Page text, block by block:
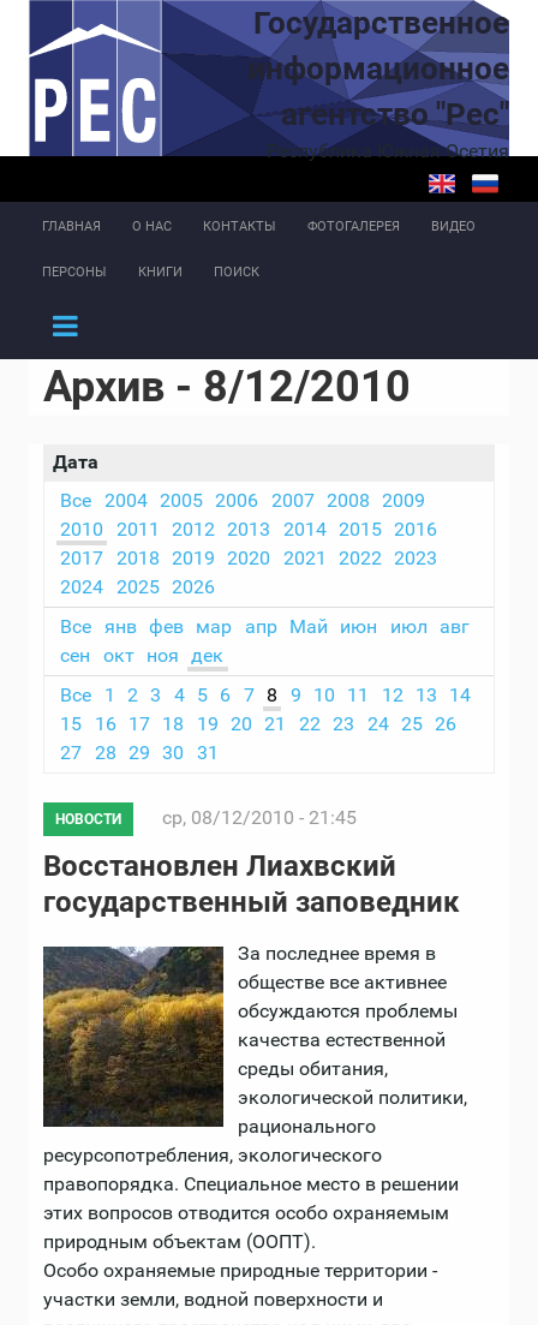
Перейти к основному содержаниюГосударственное
информационное
агентство "Рес"
Республика Южная Осетия
ГЛАВНАЯ О НАС КОНТАКТЫ ФОТОГАЛЕРЕЯ ВИДЕО
ПЕРСОНЫ КНИГИ ПОИСК
Архив - 8/12/2010
Дата
Все
2004 2005 2006 2007 2008
2009
2010
2011 2012 2013 2014 2015 2016
2017
2018 2019 2020 2021 2022 2023
2024
2025
2026
Все янв фев мар апр Май июн июл
авг
сен
окт ноя дек
Все
1 2 3 4 5 6 7 8 9 10 11 12 13
14
15
16 17 18 19 20 21 22 23 24 25 26
27
28 29 30 31
НОВОСТИ ср, 08/12/2010 - 21:45
Восстановлен Лиахвский
государственный заповедник
За последнее время в
обществе все активнее
обсуждаются проблемы
качества естественной
среды обитания,
экологической политики,
рационального
ресурсопотребления, экологического
правопорядка. Специальное место в решении
этих вопросов отводится особо охраняемым
природным объектам (ООПТ).
Особо охраняемые природные территории -
участки земли, водной поверхности и